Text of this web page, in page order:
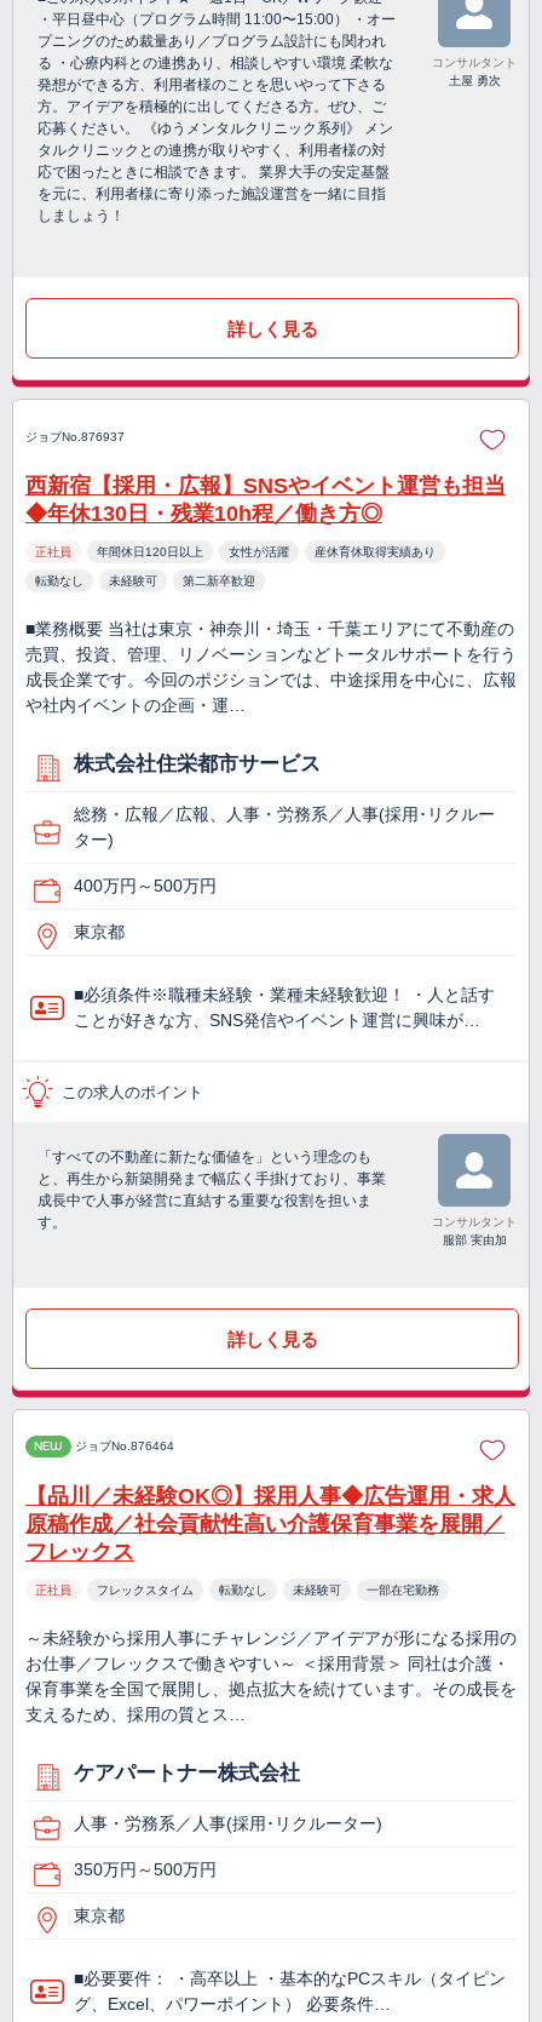
・平日昼中心（プログラム時間 11:00〜15:00） ・オー
プニングのため裁量あり／プログラム設計にも関われ
る ・心療内科との連携あり、相談しやすい環境 柔軟な
発想ができる方、利用者様のことを思いやって下さる
方。アイデアを積極的に出してくださる方。ぜひ、ご
応募ください。 《ゆうメンタルクリニック系列》 メン
タルクリニックとの連携が取りやすく、利用者様の対
応で困ったときに相談できます。 業界大手の安定基盤
を元に、利用者様に寄り添った施設運営を一緒に目指
しましょう！
コンサルタント
土屋 勇次
詳しく見る
ジョブNo.876937
西新宿【採用・広報】SNSやイベント運営も担当
◆年休130日・残業10h程／働き方◎
正社員 年間休日120日以上 女性が活躍 産休育休取得実績あり
転勤なし 未経験可 第二新卒歓迎
■業務概要 当社は東京・神奈川・埼玉・千葉エリアにて不動産の
売買、投資、管理、リノベーションなどトータルサポートを行う
成長企業です。今回のポジションでは、中途採用を中心に、広報
や社内イベントの企画・運…
株式会社住栄都市サービス
総務・広報／広報、人事・労務系／人事(採用･リクルー
ター)
400万円～500万円
東京都
■必須条件※職種未経験・業種未経験歓迎！ ・人と話す
ことが好きな方、SNS発信やイベント運営に興味が…
この求人のポイント
「すべての不動産に新たな価値を」という理念のも
と、再生から新築開発まで幅広く手掛けており、事業
成長中で人事が経営に直結する重要な役割を担いま
す。
コンサルタント
服部 実由加
詳しく見る
NEW ジョブNo.876464
【品川／未経験OK◎】採用人事◆広告運用・求人
原稿作成／社会貢献性高い介護保育事業を展開／
フレックス
正社員 フレックスタイム 転勤なし 未経験可 一部在宅勤務
～未経験から採用人事にチャレンジ／アイデアが形になる採用の
お仕事／フレックスで働きやすい～ ＜採用背景＞ 同社は介護・
保育事業を全国で展開し、拠点拡大を続けています。その成長を
支えるため、採用の質とス…
ケアパートナー株式会社
人事・労務系／人事(採用･リクルーター)
350万円～500万円
東京都
■必要要件： ・高卒以上 ・基本的なPCスキル（タイピン
グ、Excel、パワーポイント） 必要条件…